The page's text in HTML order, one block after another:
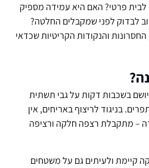
פרטי? האם היא עמידה מספיק
לבדוק לפני שמקבלים החלטה?
והנקודות הקריטיות שכדאי
בשכבות דקות על גבי תשתית
בניגוד לריצוף באריחים, אין
– מתקבלת רצפה חלקה ורציפה
קיימת ולעיתים גם על משטחים